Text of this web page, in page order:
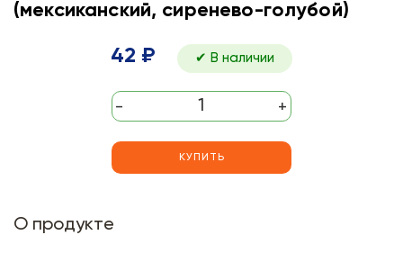
(мексиканский, сиренево-голубой)
42 ₽ ✔ В наличии
- +
КУПИТЬ
О продукте